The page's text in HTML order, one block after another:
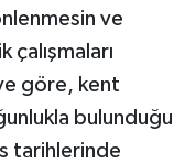
ve
çalışmaları
göre, kent
bulunduğu
tarihlerinde